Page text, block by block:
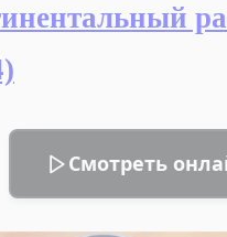
Смотреть